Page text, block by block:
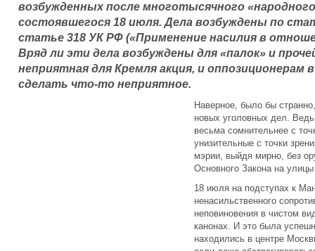
возбужденных после многотысячного
состоявшегося 18 июля. Дела возбуждены по
статье 318 УК РФ («Применение насилия в
Вряд ли эти дела возбуждены для «палок» и
неприятная для Кремля акция, и
сделать что-то неприятное.
Наверное, было бы
новых уголовных дел.
весьма сомнительнее с
унизительные с точки
мэрии, выйдя мирно, без
Основного Закона на улицы
18 июля на подступах к
ненасильственного
неповиновения в чистом
канонах. И это была
находились в центре